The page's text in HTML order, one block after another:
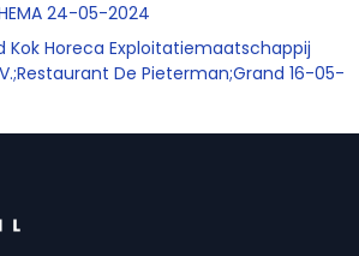
24-05-2024
Kok Horeca Exploitatiemaatschappij
De Pieterman;Grand 16-05-